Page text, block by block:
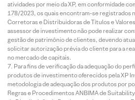
atividades por meio da XP, em conformidade
178/2023, os quais encontram-se registrados
Corretoras e Distribuidoras de Títulos e
assessor de investimento não pode realizar
gestão de patrimônio de clientes, devendo
solicitar autorização prévia do cliente para a
no mercado de capitais.
Para fins de verificação da adequação do
produtos de investimento oferecidos pela XP
metodologia de adequação dos produtos por
Regras e Procedimentos ANBIMA de Suitability